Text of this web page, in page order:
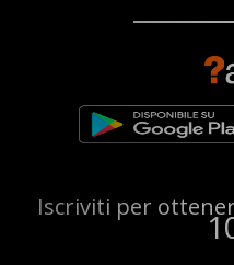
Iscriviti per